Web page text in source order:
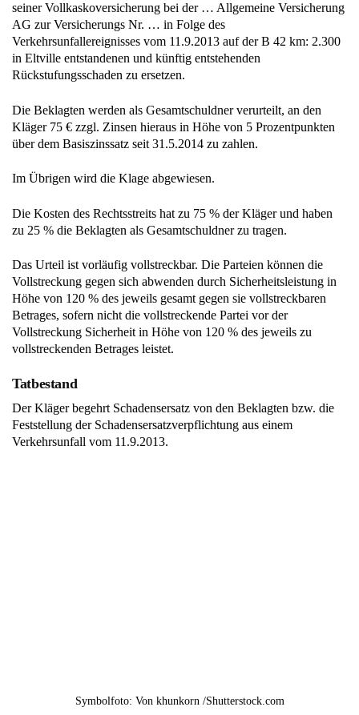
seiner Vollkaskoversicherung bei der … Allgemeine Versicherung
AG zur Versicherungs Nr. … in Folge des
Verkehrsunfallereignisses vom 11.9.2013 auf der B 42 km: 2.300
in Eltville entstandenen und künftig entstehenden
Rückstufungsschaden zu ersetzen.
Die Beklagten werden als Gesamtschuldner verurteilt, an den
Kläger 75 € zzgl. Zinsen hieraus in Höhe von 5 Prozentpunkten
über dem Basiszinssatz seit 31.5.2014 zu zahlen.
Im Übrigen wird die Klage abgewiesen.
Die Kosten des Rechtsstreits hat zu 75 % der Kläger und haben
zu 25 % die Beklagten als Gesamtschuldner zu tragen.
Das Urteil ist vorläufig vollstreckbar. Die Parteien können die
Vollstreckung gegen sich abwenden durch Sicherheitsleistung in
Höhe von 120 % des jeweils gesamt gegen sie vollstreckbaren
Betrages, sofern nicht die vollstreckende Partei vor der
Vollstreckung Sicherheit in Höhe von 120 % des jeweils zu
vollstreckenden Betrages leistet.
Tatbestand
Der Kläger begehrt Schadensersatz von den Beklagten bzw. die
Feststellung der Schadensersatzverpflichtung aus einem
Verkehrsunfall vom 11.9.2013.
Symbolfoto: Von khunkorn /Shutterstock.com